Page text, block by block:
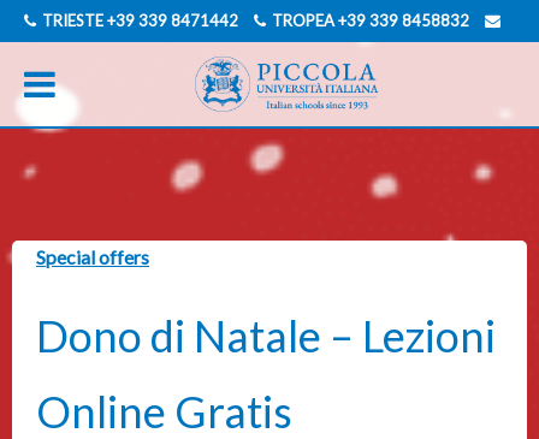
TRIESTE+39 339 8471442 TROPEA+39 339 8458832
INFO@PICCOLAUNIVERSITAITALIANA.COM
INGLESE
Special offers
Dono di Natale – Lezioni
Online Gratis